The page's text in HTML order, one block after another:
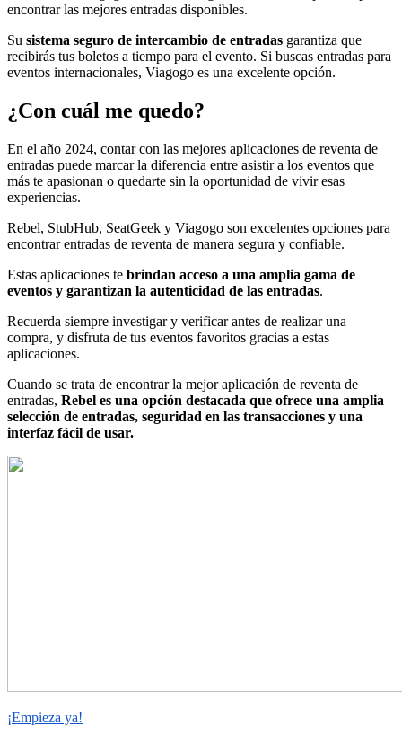
encontrar las mejores entradas disponibles.
Su sistema seguro de intercambio de entradas garantiza que
recibirás tus boletos a tiempo para el evento. Si buscas entradas para
eventos internacionales, Viagogo es una excelente opción.
¿Con cuál me quedo?
En el año 2024, contar con las mejores aplicaciones de reventa de
entradas puede marcar la diferencia entre asistir a los eventos que
más te apasionan o quedarte sin la oportunidad de vivir esas
experiencias.
Rebel, StubHub, SeatGeek y Viagogo son excelentes opciones para
encontrar entradas de reventa de manera segura y confiable.
Estas aplicaciones te brindan acceso a una amplia gama de
eventos y garantizan la autenticidad de las entradas.
Recuerda siempre investigar y verificar antes de realizar una
compra, y disfruta de tus eventos favoritos gracias a estas
aplicaciones.
Cuando se trata de encontrar la mejor aplicación de reventa de
entradas, Rebel es una opción destacada que ofrece una amplia
selección de entradas, seguridad en las transacciones y una
interfaz fácil de usar.
¡Empieza ya!